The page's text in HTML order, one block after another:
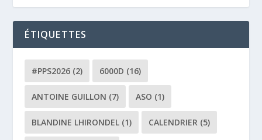
ÉTIQUETTES
#PPS2026 (2) 6000D (16)
ANTOINE GUILLON (7) ASO (1)
BLANDINE LHIRONDEL (1) CALENDRIER (5)